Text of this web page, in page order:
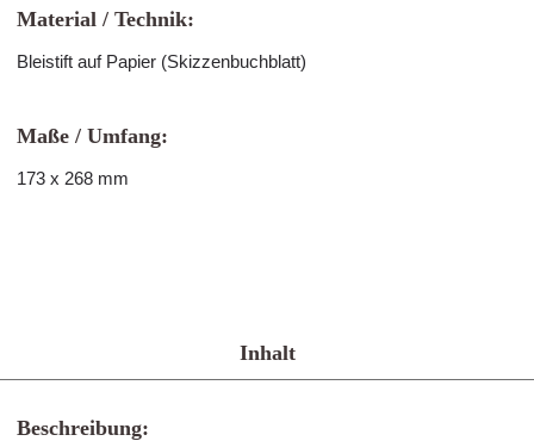
Material / Technik:
Bleistift auf Papier (Skizzenbuchblatt)
Maße / Umfang:
173 x 268 mm
Inhalt
Beschreibung: